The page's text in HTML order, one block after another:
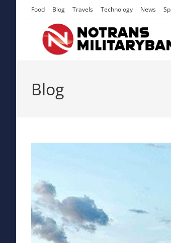
Food Blog Travels Technology News
Blog